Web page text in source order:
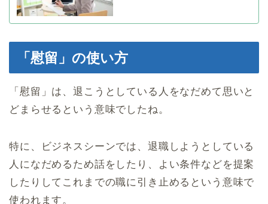
「慰留」の使い方
「慰留」は、退こうとしている人をなだめて思いと
どまらせるという意味でしたね。
特に、ビジネスシーンでは、退職しようとしている
人になだめるため話をしたり、よい条件などを提案
したりしてこれまでの職に引き止めるという意味で
使われます。